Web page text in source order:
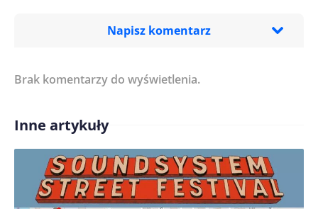
Napisz komentarz
Treść komentarza*
Imię/ Nick*
Brak komentarzy do wyświetlenia.
Inne artykuły